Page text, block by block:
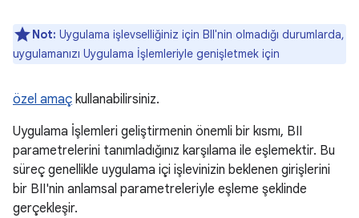
Not: Uygulama işlevselliğiniz için BII'nin olmadığı durumlarda,
uygulamanızı Uygulama İşlemleriyle genişletmek için
özel amaç kullanabilirsiniz.
Uygulama İşlemleri geliştirmenin önemli bir kısmı, BII
parametrelerini tanımladığınız karşılama ile eşlemektir. Bu
süreç genellikle uygulama içi işlevinizin beklenen girişlerini
bir BII'nin anlamsal parametreleriyle eşleme şeklinde
gerçekleşir.